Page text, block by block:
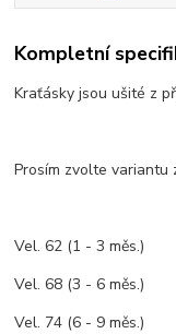
Kompletní
Kraťásky jsou ušité z
Prosím zvolte variantu
Vel. 62 (1 - 3 měs.)
Vel. 68 (3 - 6 měs.)
Vel. 74 (6 - 9 měs.)